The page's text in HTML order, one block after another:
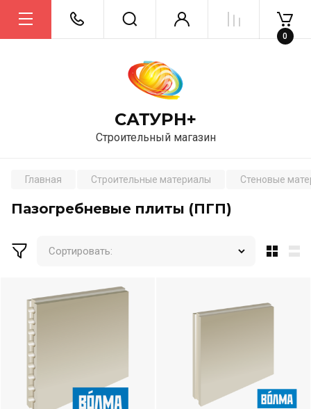
САТУРН+
Строительный магазин
0
Главная Строительные материалы Стеновые
Пазогребневые плиты (ПГП)
Сортировать: